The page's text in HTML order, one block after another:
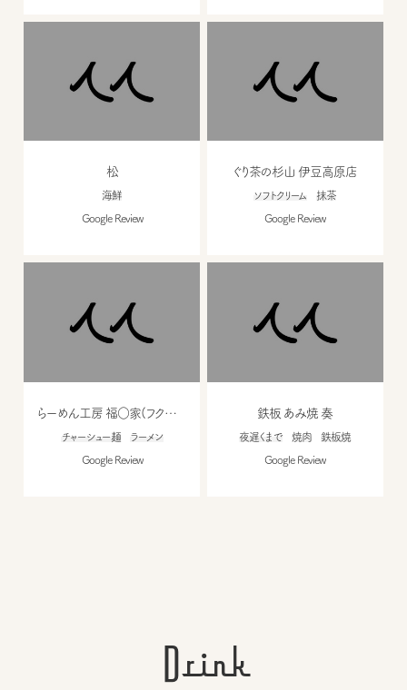
松
海鮮
Google Review
ぐり茶の杉山 伊豆高原店
ソフトクリーム 抹茶
Google Review
らーめん工房 福○家(フクワウチ)
チャーシュー麺 ラーメン
Google Review
鉄板 あみ焼 奏
夜遅くまで 焼肉 鉄板焼
Google Review
Drink